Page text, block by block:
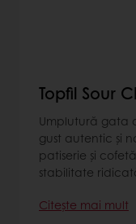
Topfil Sour
Umplutură gata
gust autentic şi
patiserie și
stabilitate
Citește mai mult